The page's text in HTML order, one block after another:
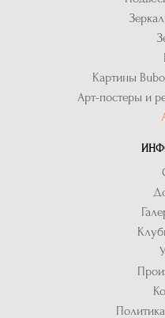
Картины
Арт-постеры и